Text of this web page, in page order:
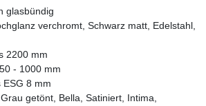
glasbündig
verchromt, Schwarz matt, Edelstahl,
2200 mm
- 1000 mm
ESG 8 mm
getönt, Bella, Satiniert, Intima,